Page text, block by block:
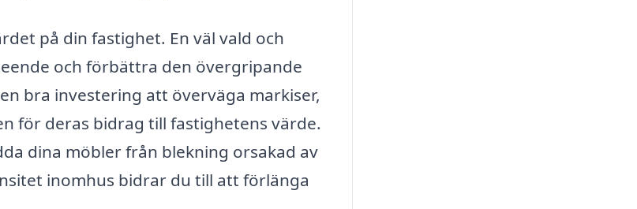
på din fastighet. En väl vald och
och förbättra den övergripande
bra investering att överväga markiser,
för deras bidrag till fastighetens värde.
dina möbler från blekning orsakad av
inomhus bidrar du till att förlänga